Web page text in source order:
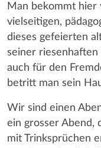
Man bekommt
vielseitigen,
dieses gefeierten
seiner
auch für den
betritt man sein
Wir sind einen
ein grosser Abend,
mit Trinksprüchen